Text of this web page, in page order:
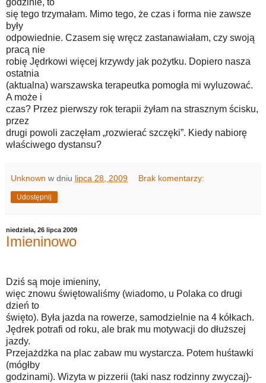
godzinie, to
się tego trzymałam. Mimo tego, że czas i forma nie zawsze
były
odpowiednie. Czasem się wręcz zastanawiałam, czy swoją
pracą nie
robię Jędrkowi więcej krzywdy jak pożytku. Dopiero nasza
ostatnia
(aktualna) warszawska terapeutka pomogła mi wyluzować.
A może i
czas? Przez pierwszy rok terapii żyłam na strasznym ścisku,
przez
drugi powoli zaczęłam „rozwierać szczęki”. Kiedy nabiorę
właściwego dystansu?
Unknown w dniu lipca 28, 2009 Brak komentarzy:
Udostępnij
niedziela, 26 lipca 2009
Imieninowo
Dziś są moje imieniny,
więc znowu świętowaliśmy (wiadomo, u Polaka co drugi
dzień to
święto). Była jazda na rowerze, samodzielnie na 4 kółkach.
Jędrek potrafi od roku, ale brak mu motywacji do dłuższej
jazdy.
Przejażdżka na plac zabaw mu wystarcza. Potem huśtawki
(mógłby
godzinami). Wizyta w pizzerii (taki nasz rodzinny zwyczaj)-